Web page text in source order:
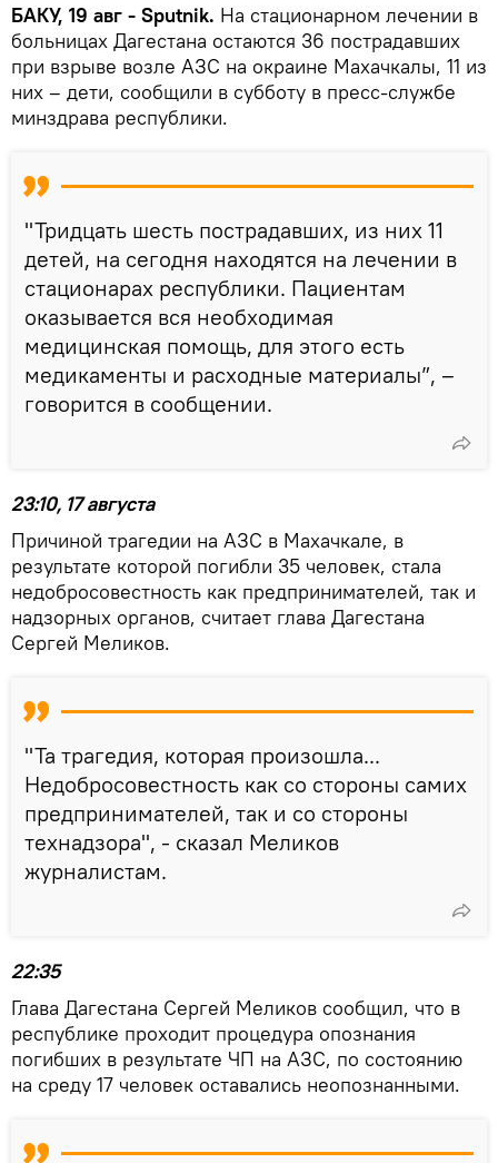
БАКУ, 19 авг - Sputnik. На стационарном лечении в
больницах Дагестана остаются 36 пострадавших
при взрыве возле АЗС на окраине Махачкалы, 11 из
них – дети, сообщили в субботу в пресс-службе
минздрава республики.
"Тридцать шесть пострадавших, из них 11
детей, на сегодня находятся на лечении в
стационарах республики. Пациентам
оказывается вся необходимая
медицинская помощь, для этого есть
медикаменты и расходные материалы”, –
говорится в сообщении.
23:10, 17 августа
Причиной трагедии на АЗС в Махачкале, в
результате которой погибли 35 человек, стала
недобросовестность как предпринимателей, так и
надзорных органов, считает глава Дагестана
Сергей Меликов.
"Та трагедия, которая произошла...
Недобросовестность как со стороны самих
предпринимателей, так и со стороны
технадзора", - сказал Меликов
журналистам.
22:35
Глава Дагестана Сергей Меликов сообщил, что в
республике проходит процедура опознания
погибших в результате ЧП на АЗС, по состоянию
на среду 17 человек оставались неопознанными.